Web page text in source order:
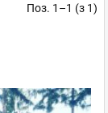
Поз. 1–1 (з 1)